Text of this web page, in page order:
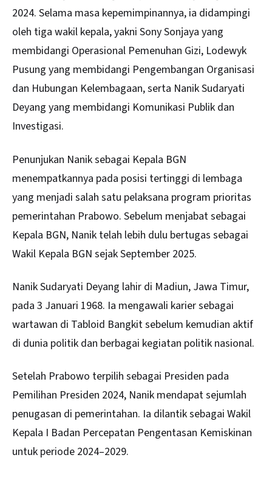
2024. Selama masa kepemimpinannya, ia didampingi
oleh tiga wakil kepala, yakni Sony Sonjaya yang
membidangi Operasional Pemenuhan Gizi, Lodewyk
Pusung yang membidangi Pengembangan Organisasi
dan Hubungan Kelembagaan, serta Nanik Sudaryati
Deyang yang membidangi Komunikasi Publik dan
Investigasi.
Penunjukan Nanik sebagai Kepala BGN
menempatkannya pada posisi tertinggi di lembaga
yang menjadi salah satu pelaksana program prioritas
pemerintahan Prabowo. Sebelum menjabat sebagai
Kepala BGN, Nanik telah lebih dulu bertugas sebagai
Wakil Kepala BGN sejak September 2025.
Nanik Sudaryati Deyang lahir di Madiun, Jawa Timur,
pada 3 Januari 1968. Ia mengawali karier sebagai
wartawan di Tabloid Bangkit sebelum kemudian aktif
di dunia politik dan berbagai kegiatan politik nasional.
Setelah Prabowo terpilih sebagai Presiden pada
Pemilihan Presiden 2024, Nanik mendapat sejumlah
penugasan di pemerintahan. Ia dilantik sebagai Wakil
Kepala I Badan Percepatan Pengentasan Kemiskinan
untuk periode 2024–2029.